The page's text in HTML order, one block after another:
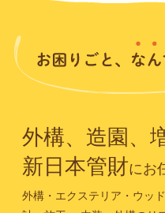
外構、造園、
新日本管財にお
外構・エクステリア・ウッ